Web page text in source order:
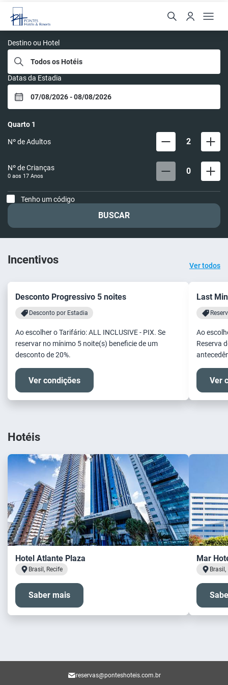
Rede Pontes
Destino ou Hotel
Datas da Estadia
Quarto 1
Nº de Adultos 2
Nº de Crianças
0 aos 17 Anos 0
Tenho um código
BUSCAR
Incentivos Ver todos
Desconto Progressivo 5 noites
Desconto por Estadia
Ao escolher o Tarifário: ALL INCLUSIVE - PIX. Se
reservar no mínimo 5 noite(s) beneficie de um
desconto de 20%.
Ver condições
Last
Ao
Reserva
Ver
Hotéis
Hotel Atlante Plaza
Brasil, Recife
Saber mais
Mar
Brasil,
reservas@ponteshoteis.com.br